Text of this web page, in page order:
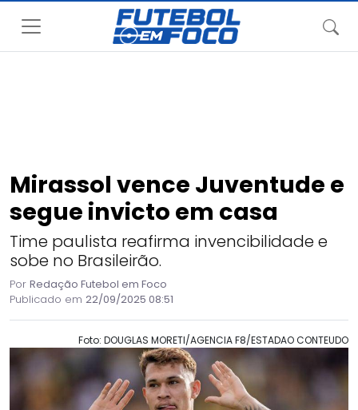
Mirassol vence Juventude e
segue invicto em casa
Time paulista reafirma invencibilidade e
sobe no Brasileirão.
Por Redação Futebol em Foco
Publicado em 22/09/2025 08:51
Foto: DOUGLAS MORETI/AGENCIA F8/ESTADAO CONTEUDO